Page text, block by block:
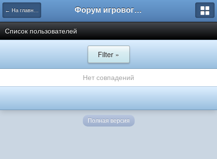
← На главную Форум игрового проекта Riverrise
Список пользователей
Filter »
Нет совпадений
Полная версия